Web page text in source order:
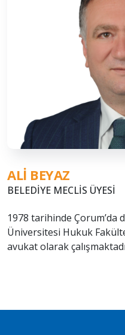
ALI BEYAZ
BELEDİYE MECLİS ÜYESİ
1978 tarihinde Çorum’da
Üniversitesi Hukuk
avukat olarak